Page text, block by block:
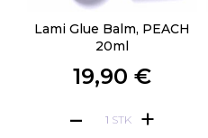
Lami Glue Balm, PEACH
20ml
19,90 €
STK